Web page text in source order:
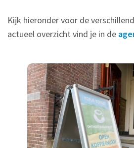
Kijk hieronder voor de
actueel overzicht vind je in de